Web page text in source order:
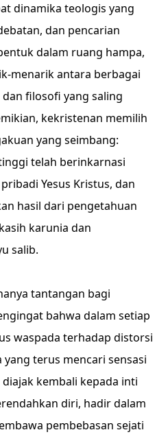
dinamika teologis yang
dan pencarian
dalam ruang hampa,
menarik antara berbagai
filosofi yang saling
kekristenan memilih
yang seimbang:
telah berinkarnasi
Yesus Kristus, dan
hasil dari pengetahuan
karunia dan
salib.
tantangan bagi
bahwa dalam setiap
waspada terhadap distorsi
terus mencari sensasi
kembali kepada inti
diri, hadir dalam
pembebasan sejati